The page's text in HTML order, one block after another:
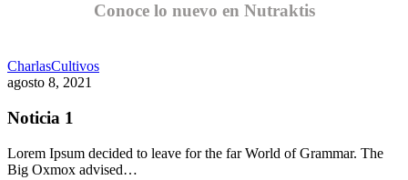
Conoce lo nuevo en Nutraktis
CharlasCultivos
agosto 8, 2021
Noticia 1
Lorem Ipsum decided to leave for the far World of Grammar. The
Big Oxmox advised…